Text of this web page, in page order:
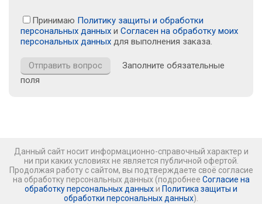
Принимаю Политику защиты и обработки
персональных данных и Согласен на обработку моих
персональных данных для выполнения заказа.
Заполните обязательные
поля
Данный сайт носит информационно-справочный характер и
ни при каких условиях не является публичной офертой.
Продолжая работу с сайтом, вы подтверждаете своё согласие
на обработку персональных данных (подробнее Согласие на
обработку персональных данных и Политика защиты и
обработки персональных данных).